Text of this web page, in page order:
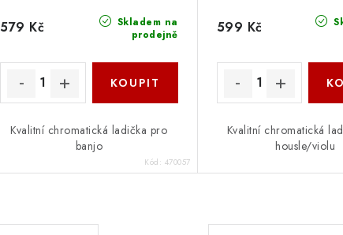
Skladem na
prodejně
579 Kč
Kvalitní chromatická ladička pro
banjo
Kód: 470057
599 Kč
Kvalitní chromatická
housle/violu